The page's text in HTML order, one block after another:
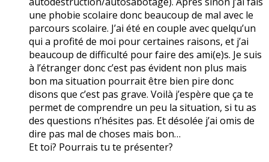
une phobie scolaire donc beaucoup de mal avec le
parcours scolaire. J’ai été en couple avec quelqu’un
qui a profité de moi pour certaines raisons, et j’ai
beaucoup de difficulté pour faire des ami(e)s. Je suis
à l’étranger donc c’est pas évident non plus mais
bon ma situation pourrait être bien pire donc
disons que c’est pas grave. Voilà j’espère que ça te
permet de comprendre un peu la situation, si tu as
des questions n’hésites pas. Et désolée j’ai omis de
dire pas mal de choses mais bon…
Et toi? Pourrais tu te présenter?